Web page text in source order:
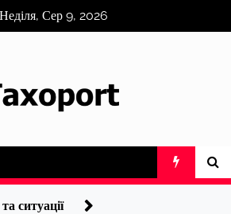
Неділя, Сер 9, 2026
ситуації